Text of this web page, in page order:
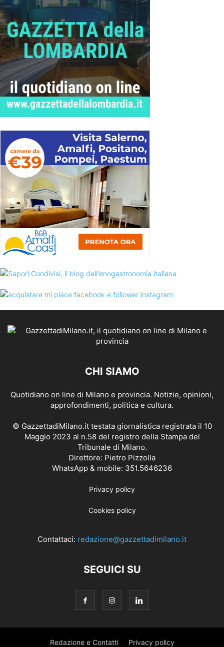
CHI SIAMO
Quotidiano on line di Milano e provincia. Notizie, opinioni,
approfondimenti, politica e cultura.
© GazzettadiMilano.it testata giornalistica registrata il 10
Maggio 2023 al n.58 del registro della Stampa del
Tribunale di Milano.
Direttore: Pietro Pizzolla
WhatsApp & mobile: 351.5646236
Privacy policy
Cookies policy
Contattaci: redazione@gazzettadimilano.it
SEGUICI SU
Redazione e Contatti Privacy policy